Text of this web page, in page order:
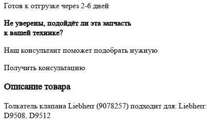
Готов к отгрузке через 2-6 дней
Не уверены, подойдёт ли эта запчасть
к вашей технике?
Наш консультант поможет подобрать нужную
Получить консультацию
Описание товара
Толкатель клапана Liebherr (9078257) подходит для: Liebherr:
D9508, D9512